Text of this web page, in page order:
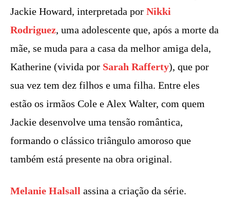
Jackie Howard, interpretada por Nikki
Rodriguez, uma adolescente que, após a morte da
mãe, se muda para a casa da melhor amiga dela,
Katherine (vivida por Sarah Rafferty), que por
sua vez tem dez filhos e uma filha. Entre eles
estão os irmãos Cole e Alex Walter, com quem
Jackie desenvolve uma tensão romântica,
formando o clássico triângulo amoroso que
também está presente na obra original.
Melanie Halsall assina a criação da série.